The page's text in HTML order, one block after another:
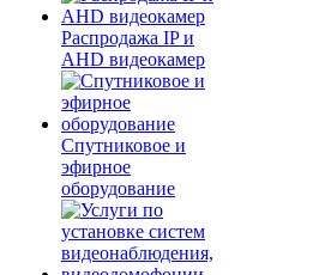
Распродажа IP и
AHD видеокамер
Спутниковое и
эфирное
оборудование